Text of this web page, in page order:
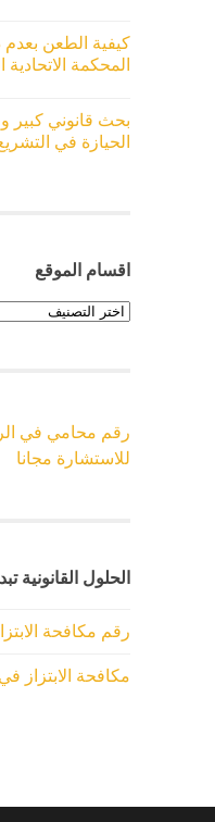
كيفية الطعن بعدم
المحكمة
بحث قانوني
الحيازة في
اقسام الموقع
اقسام
الموقع
رقم محامي في
للاستشارة مجانا
الحلول القانونية
رقم مكافحة
مكافحة الابتزاز